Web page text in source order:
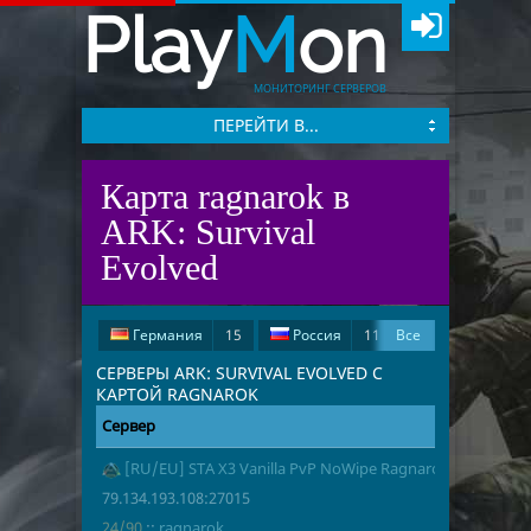
PlayMon
МОНИТОРИНГ СЕРВЕРОВ
ПЕРЕЙТИ В...
Карта ragnarok в
ARK: Survival
Evolved
Германия 15 Россия
11
Беларусь
2 Финляндия
Нидерланды
1 Франция
1
Индия
Все
СЕРВЕРЫ ARK: SURVIVAL EVOLVED С
КАРТОЙ RAGNAROK
Сервер Адрес
Игроки
[RU/EU] STA X3 Vanilla PvP NoWipe Ragnarok - (v361.7)
79.134.193.108:27015
24/90
ragnarok